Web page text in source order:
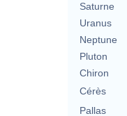
Saturne
Uranus
Neptune
Pluton
Chiron
Cérès
Pallas